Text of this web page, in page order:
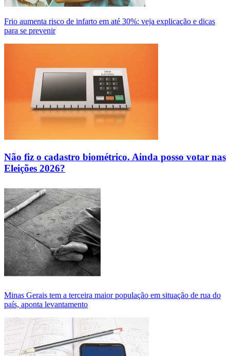
Frio aumenta risco de infarto em até 30%: veja explicação e dicas
para se prevenir
Não fiz o cadastro biométrico. Ainda posso votar nas
Eleições 2026?
Minas Gerais tem a terceira maior população em situação de rua do
país, aponta levantamento